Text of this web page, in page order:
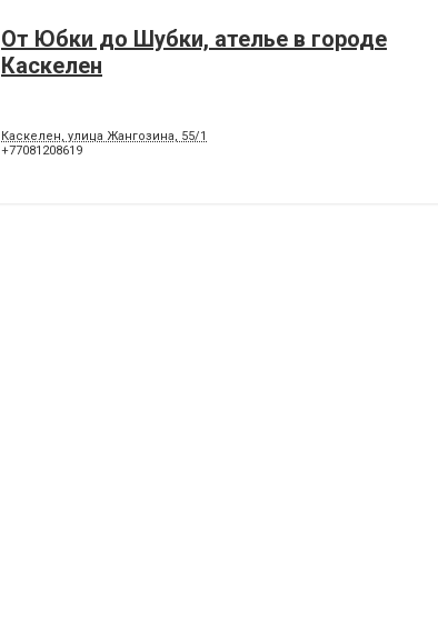
От Юбки до Шубки, ателье в городе
Каскелен
Каскелен, улица Жангозина, 55/1
+77081208619